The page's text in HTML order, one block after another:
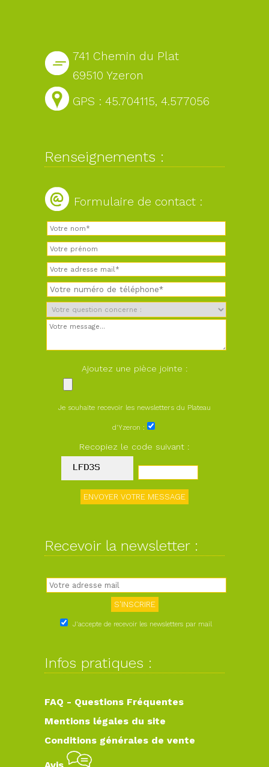
741 Chemin du Plat
69510 Yzeron
GPS : 45.704115, 4.577056
Renseignements :
Formulaire de contact :
Ajoutez une pièce jointe :
Je souhaite recevoir les newsletters du Plateau
d'Yzeron :
Recopiez le code suivant :
Recevoir la newsletter :
J'accepte de recevoir les newsletters par mail
Infos pratiques :
FAQ - Questions Fréquentes
Mentions légales du site
Conditions générales de vente